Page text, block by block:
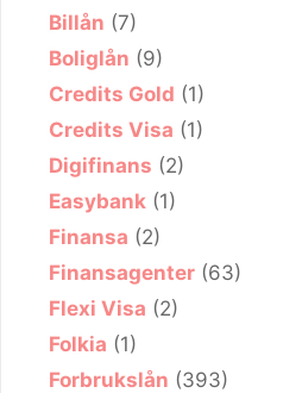
Billån (7)
Boliglån (9)
Credits Gold (1)
Credits Visa (1)
Digifinans (2)
Easybank (1)
Finansa (2)
Finansagenter (63)
Flexi Visa (2)
Folkia (1)
Forbrukslån (393)